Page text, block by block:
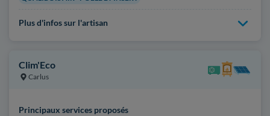
Plus d'infos sur l'artisan
Clim'Eco
Carlus
Principaux services proposés